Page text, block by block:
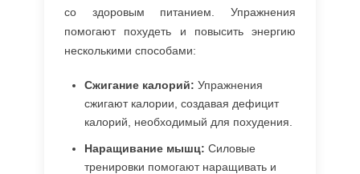
со здоровым питанием. Упражнения
помогают похудеть и повысить энергию
несколькими способами:
Сжигание калорий: Упражнения
сжигают калории, создавая дефицит
калорий, необходимый для похудения.
Наращивание мышц: Силовые
тренировки помогают наращивать и